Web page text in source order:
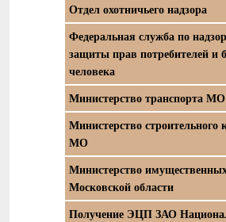
Отдел охотничьего надзора
Федеральная служба по
защиты прав потребителей и
человека
Министерство транспорта МО
Министерство строительного
МО
Министерство
Московской области
Получение ЭЦП ЗАО